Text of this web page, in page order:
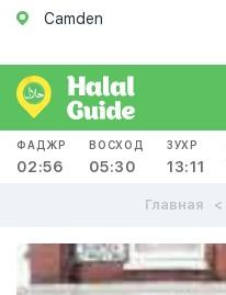
Camden
ФАДЖР
02:56
ВОСХОД
05:30
ЗУХР
13:11
Главная